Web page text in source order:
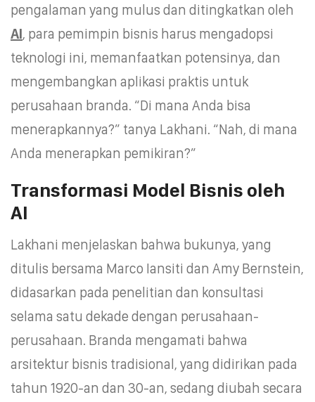
pengalaman yang mulus dan ditingkatkan oleh
AI, para pemimpin bisnis harus mengadopsi
teknologi ini, memanfaatkan potensinya, dan
mengembangkan aplikasi praktis untuk
perusahaan branda. “Di mana Anda bisa
menerapkannya?” tanya Lakhani. “Nah, di mana
Anda menerapkan pemikiran?”
Transformasi Model Bisnis oleh
AI
Lakhani menjelaskan bahwa bukunya, yang
ditulis bersama Marco Iansiti dan Amy Bernstein,
didasarkan pada penelitian dan konsultasi
selama satu dekade dengan perusahaan-
perusahaan. Branda mengamati bahwa
arsitektur bisnis tradisional, yang didirikan pada
tahun 1920-an dan 30-an, sedang diubah secara